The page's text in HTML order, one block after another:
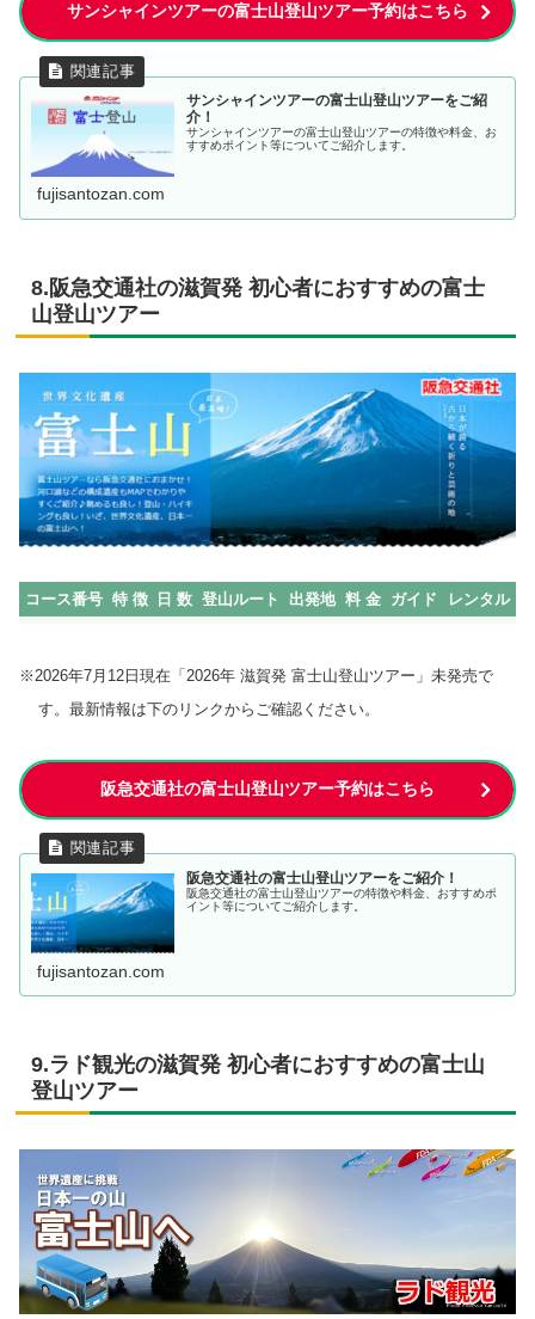
サンシャインツアーの富士山登山ツアー予約はこちら
サンシャインツアーの富士山登山ツアーをご紹
介！
サンシャインツアーの富士山登山ツアーの特徴や料金、お
すすめポイント等についてご紹介します。
fujisantozan.com
8.阪急交通社の滋賀発 初心者におすすめの富士
山登山ツアー
コース番号 特 徴 日 数 登山ルート 出発地 料 金 ガイド レンタル
※2026年7月12日現在「2026年 滋賀発 富士山登山ツアー」未発売で
す。最新情報は下のリンクからご確認ください。
阪急交通社の富士山登山ツアー予約はこちら
阪急交通社の富士山登山ツアーをご紹介！
阪急交通社の富士山登山ツアーの特徴や料金、おすすめポ
イント等についてご紹介します。
fujisantozan.com
9.ラド観光の滋賀発 初心者におすすめの富士山
登山ツアー